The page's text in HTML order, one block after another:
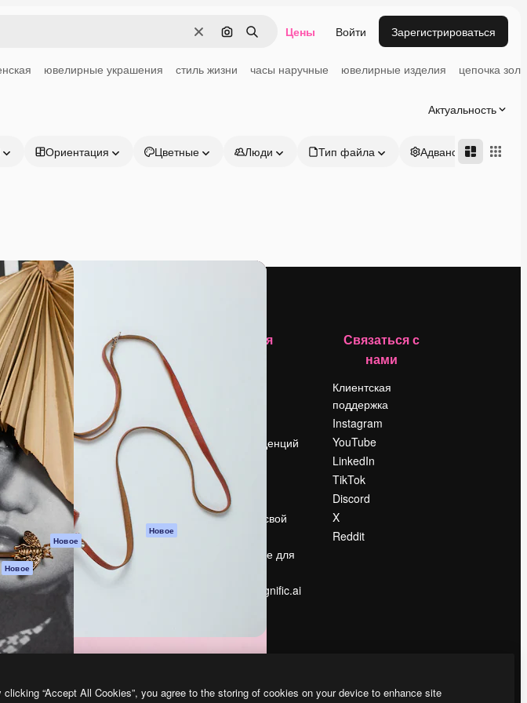
ОчиститьПоиск по изображению
Поиск Цены Войти Зарегистрироваться
ювелирные украшения стиль жизни часы наручные ювелирные изделия цепочка
Актуальность
Ориентация Цветные Люди Тип файла Адвансд
ИИ
видео
голоса
ИИ
контент
ChatGPT
Новое
Новое
Начать
Academy
Документация по
Пакету ИИ
Служба
поддержки
Условия и
положения
Политика
конфиденциальности
Оригиналы
Новое
Политика файлов
cookie
Компания
Поиск тенденций
Блог
События
Slidesgo
Продайте свой
Помещение для
Ищете magnific.ai
Связаться с
нами
Клиентская
поддержка
Instagram
YouTube
LinkedIn
TikTok
Discord
X
Reddit
clicking “Accept All Cookies”, you agree to the storing of cookies on your device to enhance site